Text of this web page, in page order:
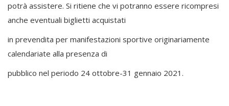
potrà assistere. Si ritiene che vi potranno essere ricompresi
anche eventuali biglietti acquistati
in prevendita per manifestazioni sportive originariamente
calendariate alla presenza di
pubblico nel periodo 24 ottobre-31 gennaio 2021.